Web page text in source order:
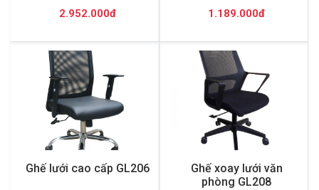
2.952.000đ 1.189.000đ
Ghế lưới cao cấp GL206
Ghế xoay lưới văn
phòng GL208